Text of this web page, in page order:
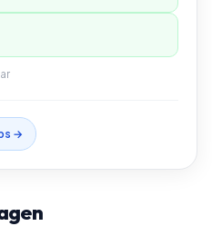
→